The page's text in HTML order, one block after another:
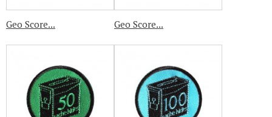
Geo Score... Geo Score...